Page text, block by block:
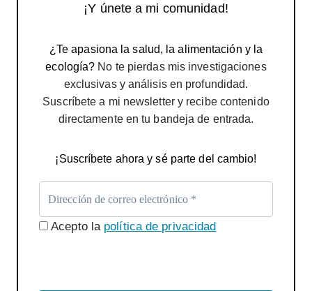
¡Y únete a mi comunidad!
¿Te apasiona la salud, la alimentación y la
ecología? No te pierdas mis investigaciones
exclusivas y análisis en profundidad.
Suscríbete a mi newsletter y recibe contenido
directamente en tu bandeja de entrada.
¡Suscríbete ahora y sé parte del cambio!
Acepto la política de privacidad